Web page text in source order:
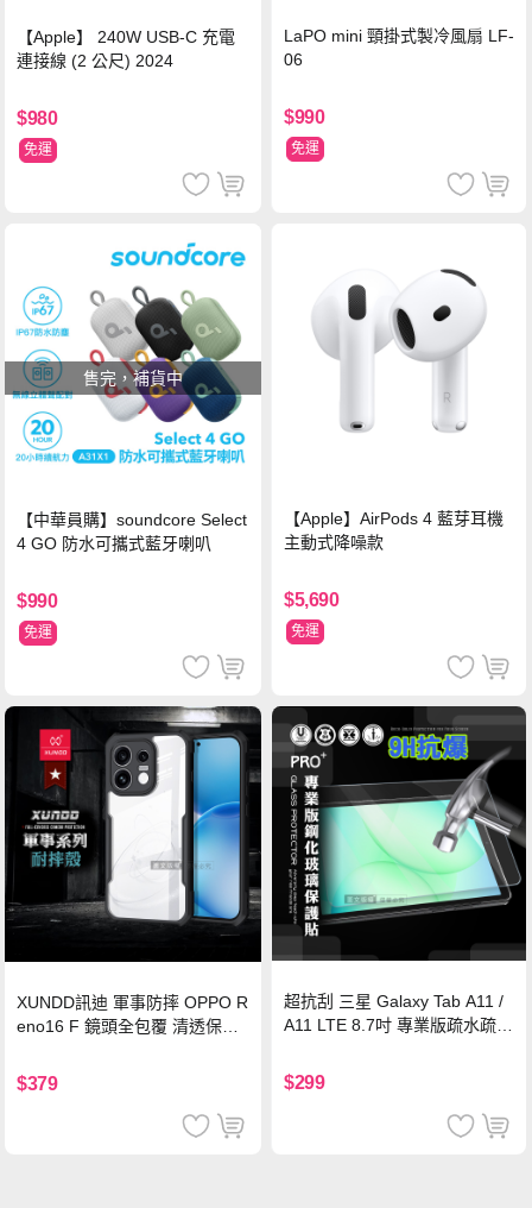
【Apple】 240W USB-C 充電
連接線 (2 公尺) 2024
$980
免運
LaPO mini 頸掛式製冷風扇 LF-
06
$990
免運
售完，補貨中
【中華員購】soundcore Select
4 GO 防水可攜式藍牙喇叭
$990
免運
【Apple】AirPods 4 藍芽耳機
主動式降噪款
$5,690
免運
XUNDD訊迪 軍事防摔 OPPO R
eno16 F 鏡頭全包覆 清透保護
$379
超抗刮 三星 Galaxy Tab A11 /
A11 LTE 8.7吋 專業版疏水疏油
$299